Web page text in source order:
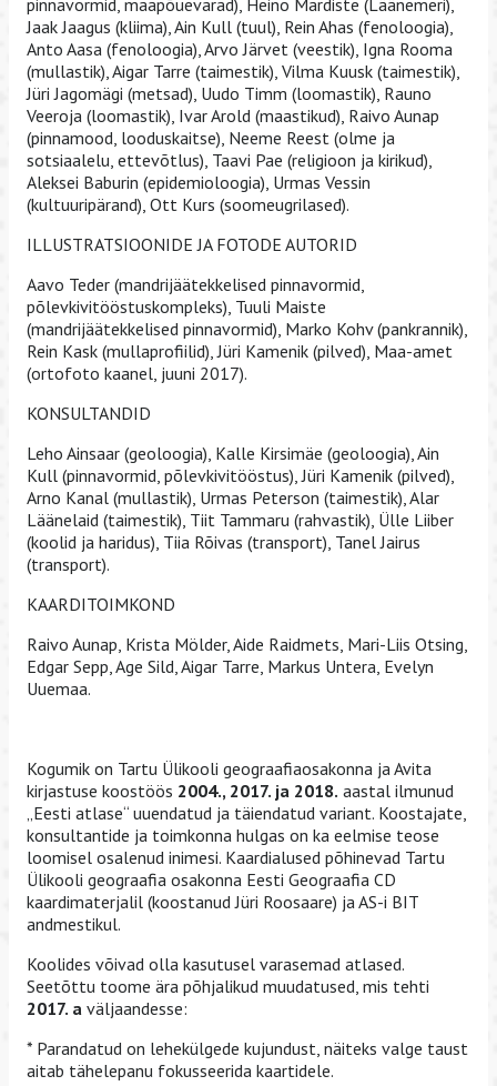
pinnavormid, maapõuevarad), Heino Mardiste (Läänemeri),
Jaak Jaagus (kliima), Ain Kull (tuul), Rein Ahas (fenoloogia),
Anto Aasa (fenoloogia), Arvo Järvet (veestik), Igna Rooma
(mullastik), Aigar Tarre (taimestik), Vilma Kuusk (taimestik),
Jüri Jagomägi (metsad), Uudo Timm (loomastik), Rauno
Veeroja (loomastik), Ivar Arold (maastikud), Raivo Aunap
(pinnamood, looduskaitse), Neeme Reest (olme ja
sotsiaalelu, ettevõtlus), Taavi Pae (religioon ja kirikud),
Aleksei Baburin (epidemioloogia), Urmas Vessin
(kultuuripärand), Ott Kurs (soomeugrilased).
ILLUSTRATSIOONIDE JA FOTODE AUTORID
Aavo Teder (mandrijäätekkelised pinnavormid,
põlevkivitööstuskompleks), Tuuli Maiste
(mandrijäätekkelised pinnavormid), Marko Kohv (pankrannik),
Rein Kask (mullaprofiilid), Jüri Kamenik (pilved), Maa-amet
(ortofoto kaanel, juuni 2017).
KONSULTANDID
Leho Ainsaar (geoloogia), Kalle Kirsimäe (geoloogia), Ain
Kull (pinnavormid, põlevkivitööstus), Jüri Kamenik (pilved),
Arno Kanal (mullastik), Urmas Peterson (taimestik), Alar
Läänelaid (taimestik), Tiit Tammaru (rahvastik), Ülle Liiber
(koolid ja haridus), Tiia Rõivas (transport), Tanel Jairus
(transport).
KAARDITOIMKOND
Raivo Aunap, Krista Mölder, Aide Raidmets, Mari-Liis Otsing,
Edgar Sepp, Age Sild, Aigar Tarre, Markus Untera, Evelyn
Uuemaa.
Kogumik on Tartu Ülikooli geograafiaosakonna ja Avita
kirjastuse koostöös 2004., 2017. ja 2018. aastal ilmunud
„Eesti atlase“ uuendatud ja täiendatud variant. Koostajate,
konsultantide ja toimkonna hulgas on ka eelmise teose
loomisel osalenud inimesi. Kaardialused põhinevad Tartu
Ülikooli geograafia osakonna Eesti Geograafia CD
kaardimaterjalil (koostanud Jüri Roosaare) ja AS-i BIT
andmestikul.
Koolides võivad olla kasutusel varasemad atlased.
Seetõttu toome ära põhjalikud muudatused, mis tehti
2017. a väljaandesse:
* Parandatud on lehekülgede kujundust, näiteks valge taust
aitab tähelepanu fokusseerida kaartidele.